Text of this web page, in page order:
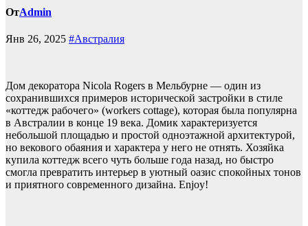
ОтAdmin
Янв 26, 2025 #Австралия
Дом декоратора Nicola Rogers в Мельбурне — один из
сохранившихся примеров исторической застройки в стиле
«коттедж рабочего» (workers cottage), которая была популярна
в Австралии в конце 19 века. Домик характеризуется
небольшой площадью и простой одноэтажной архитектурой,
но векового обаяния и характера у него не отнять. Хозяйка
купила коттедж всего чуть больше года назад, но быстро
смогла превратить интерьер в уютный оазис спокойных тонов
и приятного современного дизайна. Enjoy!